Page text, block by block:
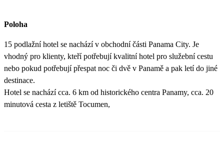
Poloha
15 podlažní hotel se nachází v obchodní části Panama City. Je
vhodný pro klienty, kteří potřebují kvalitní hotel pro služební cestu
nebo pokud potřebují přespat noc či dvě v Panamě a pak letí do jiné
destinace.
Hotel se nachází cca. 6 km od historického centra Panamy, cca. 20
minutová cesta z letiště Tocumen,